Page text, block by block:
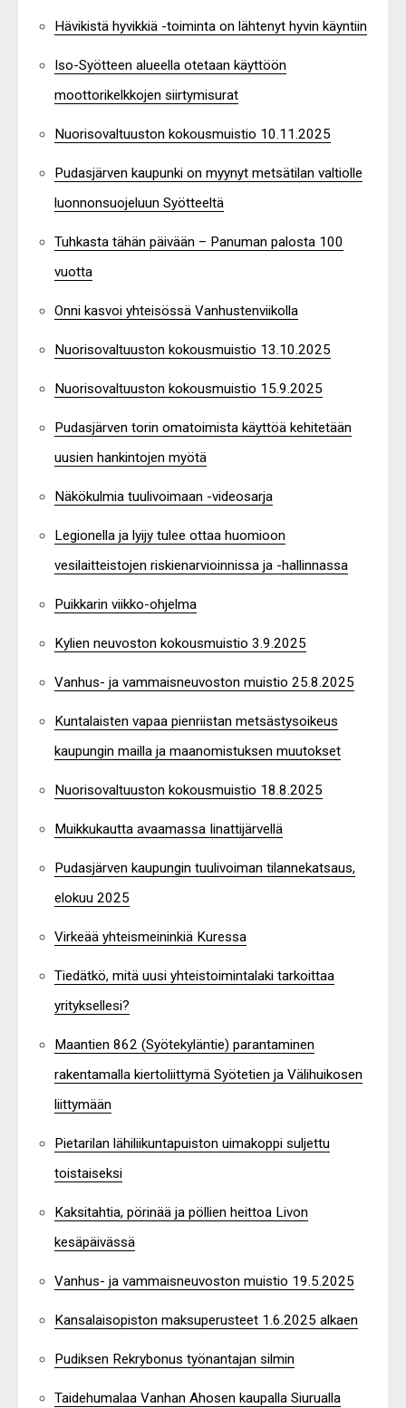
Hävikistä hyvikkiä -toiminta on lähtenyt hyvin käyntiin
Iso-Syötteen alueella otetaan käyttöön
moottorikelkkojen siirtymisurat
Nuorisovaltuuston kokousmuistio 10.11.2025
Pudasjärven kaupunki on myynyt metsätilan valtiolle
luonnonsuojeluun Syötteeltä
Tuhkasta tähän päivään – Panuman palosta 100
vuotta
Onni kasvoi yhteisössä Vanhustenviikolla
Nuorisovaltuuston kokousmuistio 13.10.2025
Nuorisovaltuuston kokousmuistio 15.9.2025
Pudasjärven torin omatoimista käyttöä kehitetään
uusien hankintojen myötä
Näkökulmia tuulivoimaan -videosarja
Legionella ja lyijy tulee ottaa huomioon
vesilaitteistojen riskienarvioinnissa ja -hallinnassa
Puikkarin viikko-ohjelma
Kylien neuvoston kokousmuistio 3.9.2025
Vanhus- ja vammaisneuvoston muistio 25.8.2025
Kuntalaisten vapaa pienriistan metsästysoikeus
kaupungin mailla ja maanomistuksen muutokset
Nuorisovaltuuston kokousmuistio 18.8.2025
Muikkukautta avaamassa Iinattijärvellä
Pudasjärven kaupungin tuulivoiman tilannekatsaus,
elokuu 2025
Virkeää yhteismeininkiä Kuressa
Tiedätkö, mitä uusi yhteistoimintalaki tarkoittaa
yrityksellesi?
Maantien 862 (Syötekyläntie) parantaminen
rakentamalla kiertoliittymä Syötetien ja Välihuikosen
liittymään
Pietarilan lähiliikuntapuiston uimakoppi suljettu
toistaiseksi
Kaksitahtia, pörinää ja pöllien heittoa Livon
kesäpäivässä
Vanhus- ja vammaisneuvoston muistio 19.5.2025
Kansalaisopiston maksuperusteet 1.6.2025 alkaen
Pudiksen Rekrybonus työnantajan silmin
Taidehumalaa Vanhan Ahosen kaupalla Siurualla